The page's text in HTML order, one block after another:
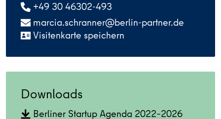
+49 30 46302-493
marcia.schranner@berlin-partner.de
Visitenkarte speichern
Downloads
Berliner Startup Agenda 2022–2026